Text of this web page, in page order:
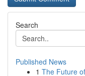
Search
Published News
1 The Future